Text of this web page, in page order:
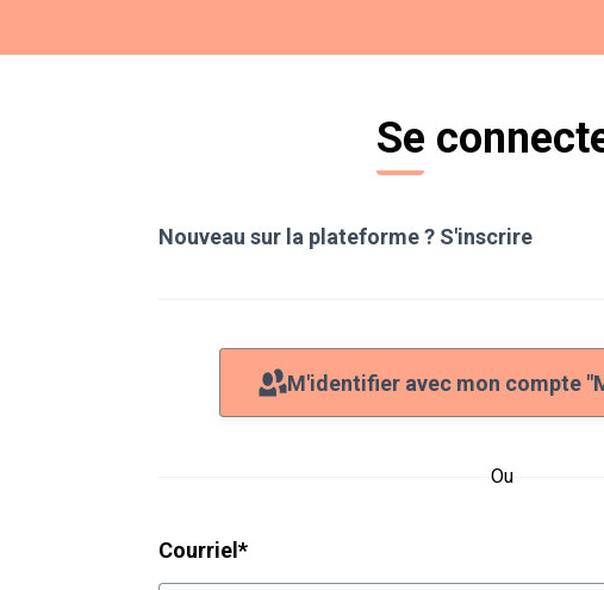
Se
Nouveau sur la plateforme ? S'inscrire
M'identifier avec mon compte
Ou
Courriel *Champ obligatoire